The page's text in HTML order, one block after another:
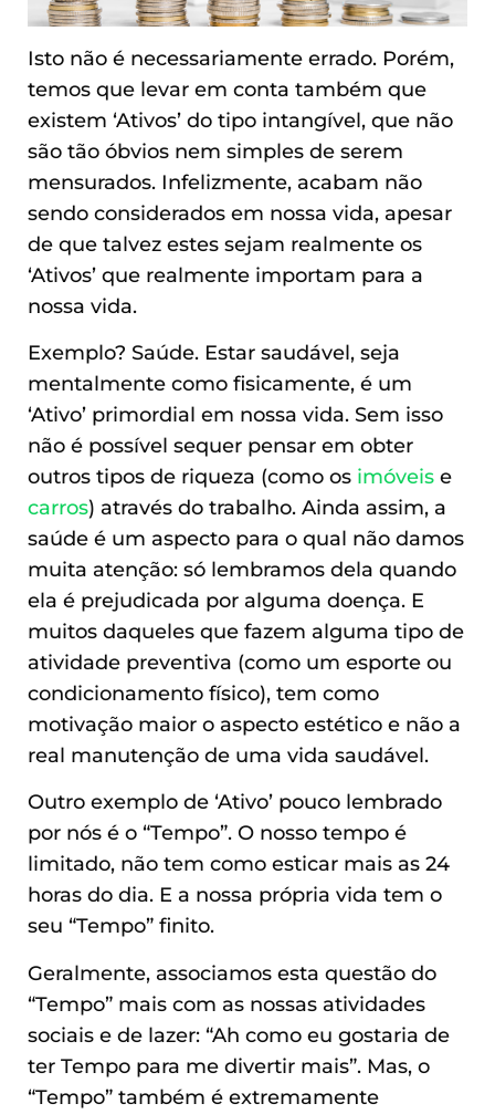
Isto não é necessariamente errado. Porém,
temos que levar em conta também que
existem ‘Ativos’ do tipo intangível, que não
são tão óbvios nem simples de serem
mensurados. Infelizmente, acabam não
sendo considerados em nossa vida, apesar
de que talvez estes sejam realmente os
‘Ativos’ que realmente importam para a
nossa vida.
Exemplo? Saúde. Estar saudável, seja
mentalmente como fisicamente, é um
‘Ativo’ primordial em nossa vida. Sem isso
não é possível sequer pensar em obter
outros tipos de riqueza (como os imóveis e
carros) através do trabalho. Ainda assim, a
saúde é um aspecto para o qual não damos
muita atenção: só lembramos dela quando
ela é prejudicada por alguma doença. E
muitos daqueles que fazem alguma tipo de
atividade preventiva (como um esporte ou
condicionamento físico), tem como
motivação maior o aspecto estético e não a
real manutenção de uma vida saudável.
Outro exemplo de ‘Ativo’ pouco lembrado
por nós é o “Tempo”. O nosso tempo é
limitado, não tem como esticar mais as 24
horas do dia. E a nossa própria vida tem o
seu “Tempo” finito.
Geralmente, associamos esta questão do
“Tempo” mais com as nossas atividades
sociais e de lazer: “Ah como eu gostaria de
ter Tempo para me divertir mais”. Mas, o
“Tempo” também é extremamente